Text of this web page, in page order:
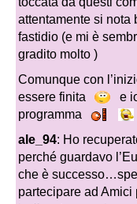
attentamente si nota
fastidio (e mi è
gradito molto )
Comunque con
essere finita
e
programma
ale_94: Ho
perché guardavo
che è
partecipare ad